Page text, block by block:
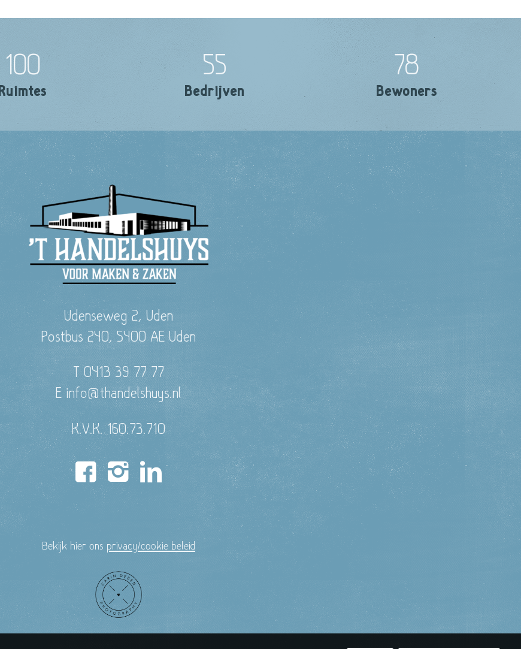
100
Ruimtes
55
Bedrijven
78
Bewoners
Udenseweg 2, Uden
Postbus 240, 5400 AE Uden
T 0413 39 77 77
E info@thandelshuys.nl
K.V.K. 160.73.710
Bekijk hier ons privacy/cookie beleid